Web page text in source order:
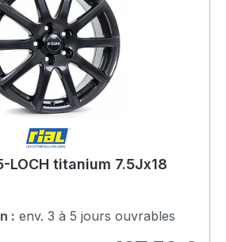
LOCH titanium 7.5Jx18
: env. 3 à 5 jours ouvrables